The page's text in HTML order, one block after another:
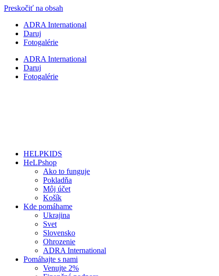
Preskočiť na obsah
ADRA International
Daruj
Fotogalérie
ADRA International
Daruj
Fotogalérie
HELPKIDS
HeLPshop
Ako to funguje
Pokladňa
Môj účet
Košík
Kde pomáhame
Ukrajina
Svet
Slovensko
Ohrozenie
ADRA International
Pomáhajte s nami
Venujte 2%